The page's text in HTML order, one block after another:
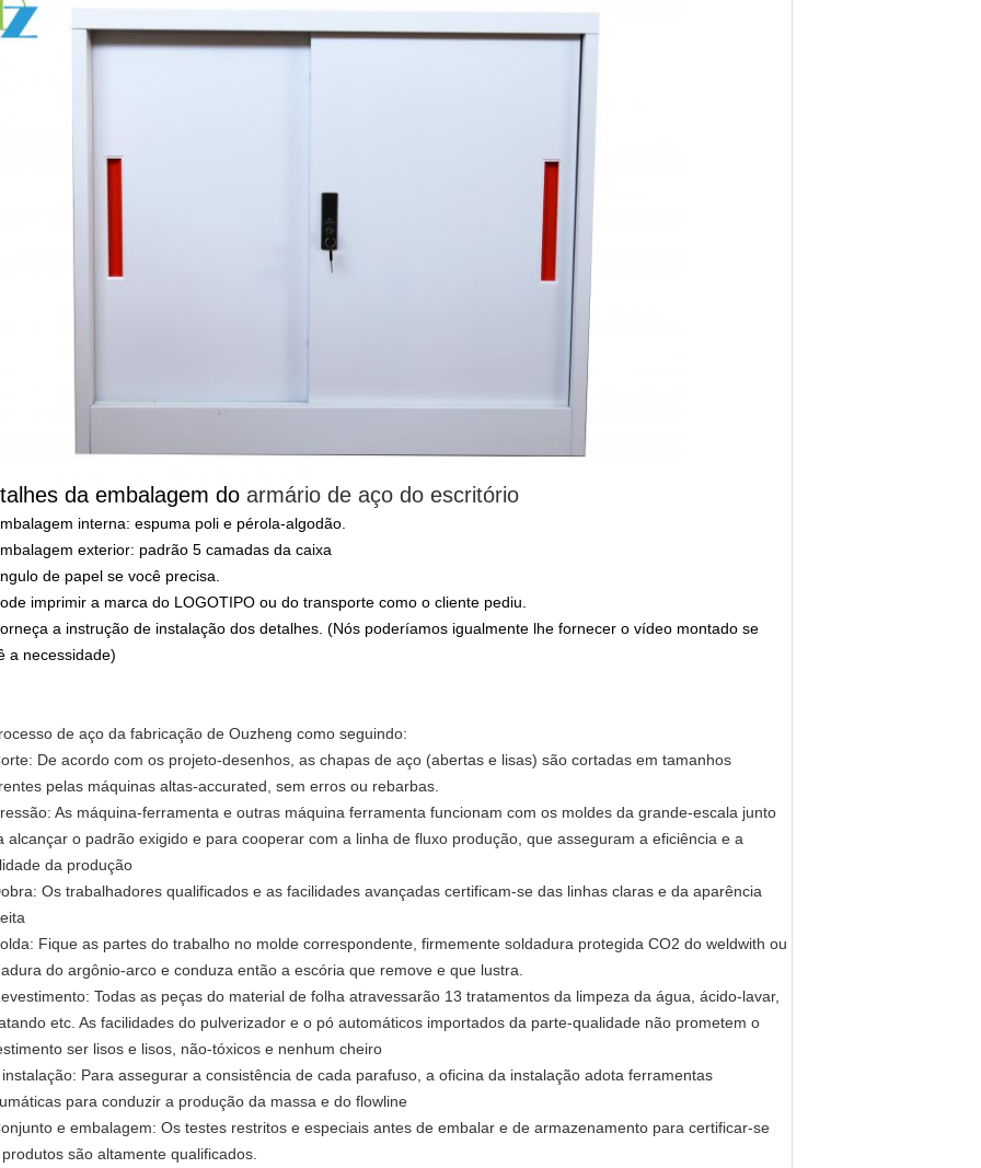
da embalagem do armário de aço do escritório
interna: espuma poli e pérola-algodão.
exterior: padrão 5 camadas da caixa
de papel se você precisa.
imprimir a marca do LOGOTIPO ou do transporte como o cliente pediu.
a instrução de instalação dos detalhes. (Nós poderíamos igualmente lhe fornecer o vídeo montado se
a necessidade)
de aço da fabricação de Ouzheng como seguindo:
De acordo com os projeto-desenhos, as chapas de aço (abertas e lisas) são cortadas em tamanhos
pelas máquinas altas-accurated, sem erros ou rebarbas.
As máquina-ferramenta e outras máquina ferramenta funcionam com os moldes da grande-escala junto
alcançar o padrão exigido e para cooperar com a linha de fluxo produção, que asseguram a eficiência e a
da produção
Os trabalhadores qualificados e as facilidades avançadas certificam-se das linhas claras e da aparência
Fique as partes do trabalho no molde correspondente, firmemente soldadura protegida CO2 do weldwith ou
do argônio-arco e conduza então a escória que remove e que lustra.
Todas as peças do material de folha atravessarão 13 tratamentos da limpeza da água, ácido-lavar,
etc. As facilidades do pulverizador e o pó automáticos importados da parte-qualidade não prometem o
ser lisos e lisos, não-tóxicos e nenhum cheiro
instalação: Para assegurar a consistência de cada parafuso, a oficina da instalação adota ferramentas
para conduzir a produção da massa e do flowline
e embalagem: Os testes restritos e especiais antes de embalar e de armazenamento para certificar-se
são altamente qualificados.